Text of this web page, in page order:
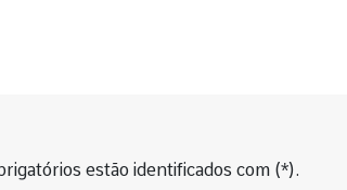
estão identificados com (*).